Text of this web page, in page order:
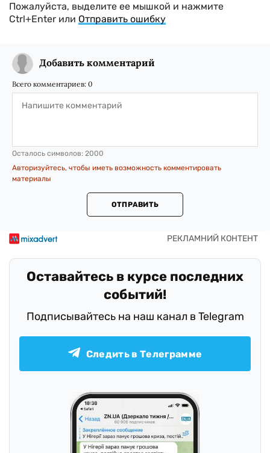
Пожалуйста, выделите ее мышкой и нажмите
Ctrl+Enter или Отправить ошибку
Добавить комментарий
Всего комментариев: 0
Осталось символов: 2000
Авторизуйтесь, чтобы иметь возможность комментировать
материалы
ОТПРАВИТЬ
Оставайтесь в курсе последних
событий!
Подписывайтесь на наш канал в Telegram
Следить в Телеграмме